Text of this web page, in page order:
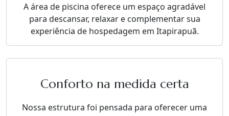
A área de piscina oferece um espaço agradável
para descansar, relaxar e complementar sua
experiência de hospedagem em Itapirapuã.
Conforto na medida certa
Nossa estrutura foi pensada para oferecer uma